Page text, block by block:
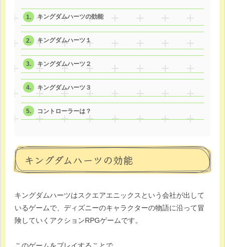
キングダムハーツの効能
キングダムハーツ１
キングダムハーツ２
キングダムハーツ３
コントローラーは？
キングダムハーツの効能
キングダムハーツはスクエアエニックスという会社が出して
いるゲームで、ディズニーのキャラクターの物語に沿って冒
険していくアクションRPGゲームです。